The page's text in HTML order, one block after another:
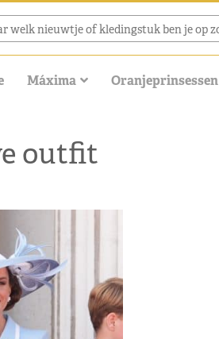
Máxima Oranjeprinsessen
outfit